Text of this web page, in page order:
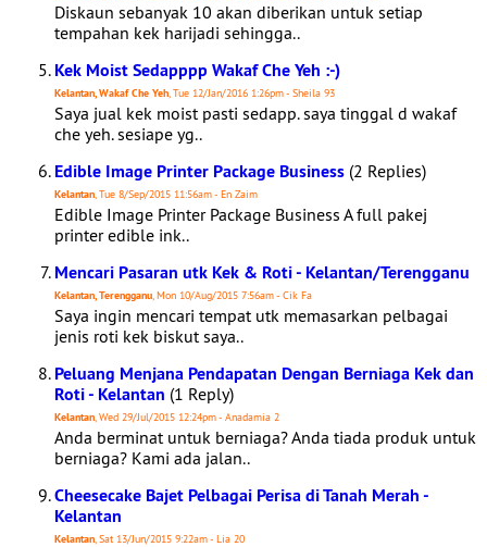
Diskaun sebanyak 10 akan diberikan untuk setiap
tempahan kek harijadi sehingga..
Kek Moist Sedapppp Wakaf Che Yeh :-)
Kelantan, Wakaf Che Yeh, Tue 12/Jan/2016 1:26pm - Sheila 93
Saya jual kek moist pasti sedapp. saya tinggal d wakaf
che yeh. sesiape yg..
Edible Image Printer Package Business (2 Replies)
Kelantan, Tue 8/Sep/2015 11:56am - En Zaim
Edible Image Printer Package Business A full pakej
printer edible ink..
Mencari Pasaran utk Kek & Roti - Kelantan/Terengganu
Kelantan, Terengganu, Mon 10/Aug/2015 7:56am - Cik Fa
Saya ingin mencari tempat utk memasarkan pelbagai
jenis roti kek biskut saya..
Peluang Menjana Pendapatan Dengan Berniaga Kek dan
Roti - Kelantan (1 Reply)
Kelantan, Wed 29/Jul/2015 12:24pm - Anadamia 2
Anda berminat untuk berniaga? Anda tiada produk untuk
berniaga? Kami ada jalan..
Cheesecake Bajet Pelbagai Perisa di Tanah Merah -
Kelantan
Kelantan, Sat 13/Jun/2015 9:22am - Lia 20